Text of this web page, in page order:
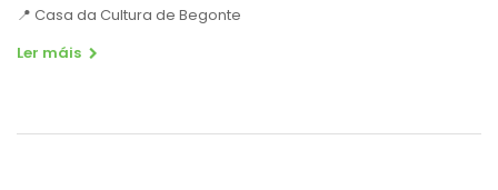
📍 Casa da Cultura de Begonte
Ler máis